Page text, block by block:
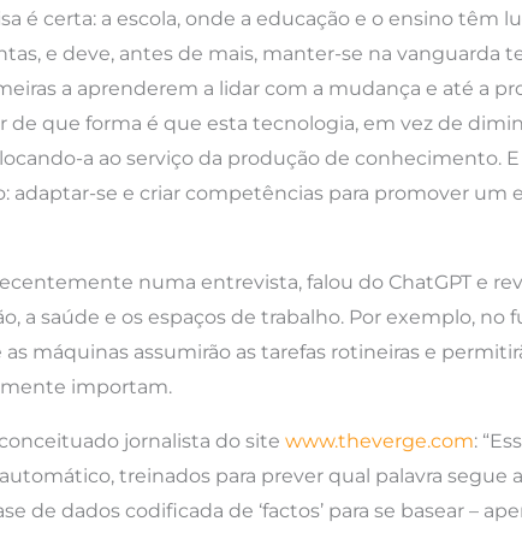
é certa: a escola, onde a educação e o ensino têm
e deve, antes de mais, manter-se na vanguarda
a aprenderem a lidar com a mudança e até a
de que forma é que esta tecnologia, em vez de
a ao serviço da produção de conhecimento.
adaptar-se e criar competências para promover um
numa entrevista, falou do ChatGPT e
a saúde e os espaços de trabalho. Por exemplo, no
máquinas assumirão as tarefas rotineiras e
importam.
jornalista do site www.theverge.com:
treinados para prever qual palavra segue
de dados codificada de ‘factos’ para se basear –